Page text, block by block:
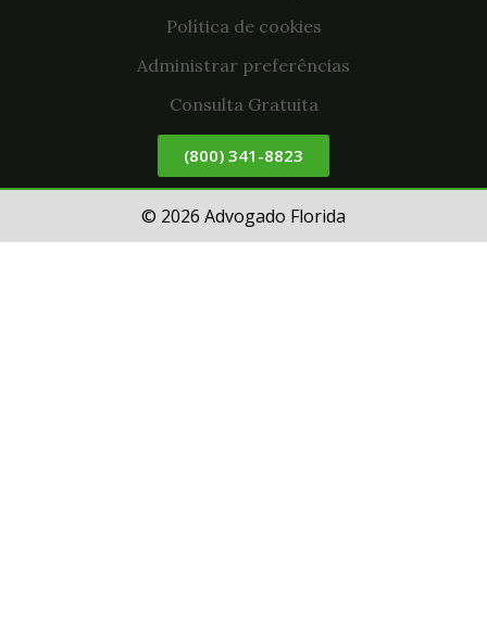
Política de cookies
Administrar preferências
Consulta Gratuita
(800) 341-8823
© 2026 Advogado Florida